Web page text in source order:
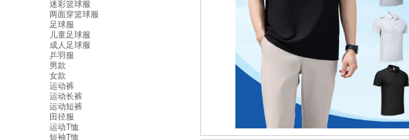
迷彩篮球服
两面穿篮球服
足球服
儿童足球服
成人足球服
乒羽服
男款
女款
运动裤
运动长裤
运动短裤
田径服
运动T恤
短袖T恤